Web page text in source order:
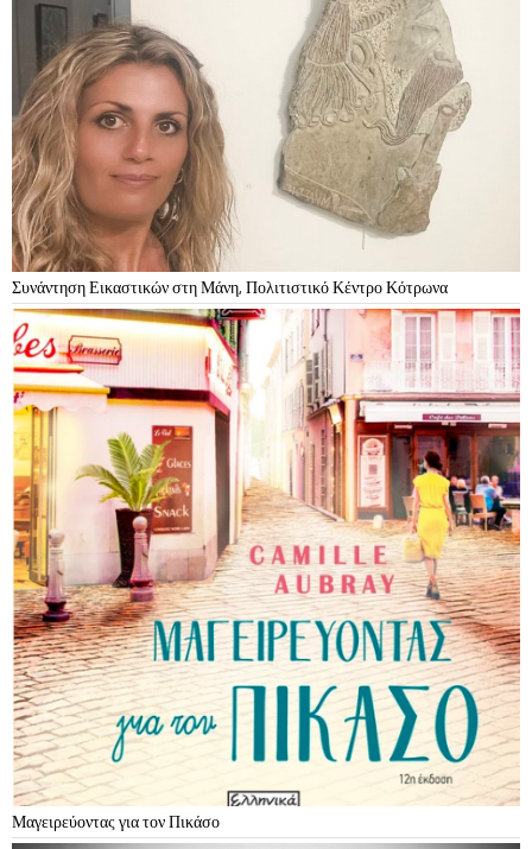
Συνάντηση Εικαστικών στη Μάνη, Πολιτιστικό Κέντρο Κότρωνα
Μαγειρεύοντας για τον Πικάσο